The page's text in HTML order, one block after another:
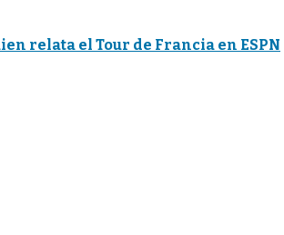
relata el Tour de Francia en ESPN